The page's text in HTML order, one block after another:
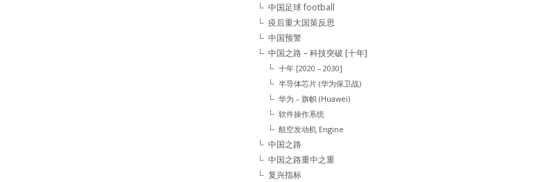
中国足球 football
疫后重大国策反思
中国预警
中国之路 – 科技突破 [十年]
十年 [2020 – 2030]
半导体芯片 (华为保卫战)
华为 – 旗帜 (Huawei)
软件操作系统
航空发动机 Engine
中国之路
中国之路重中之重
复兴指标